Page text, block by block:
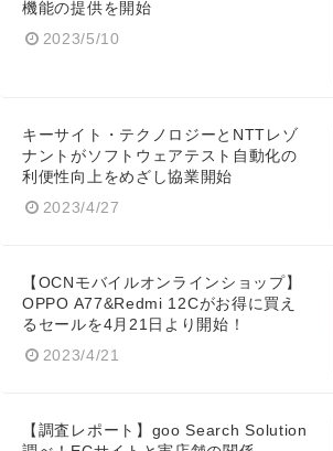
機能の提供を開始
2023/5/10
キーサイト・テクノロジーとNTTレゾ
ナントがソフトウェアテスト自動化の
利便性向上をめざし協業開始
2023/4/27
【OCNモバイルオンラインショップ】
OPPO A77&Redmi 12Cがお得に買え
るセールを4月21日より開始！
2023/4/21
【調査レポート】goo Search Solution